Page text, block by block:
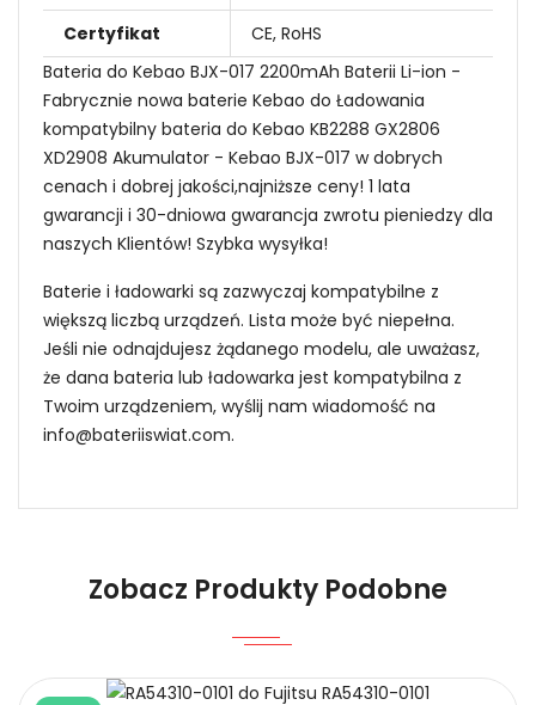
Certyfikat
CE, RoHS
Bateria do Kebao BJX-017 2200mAh Baterii Li-ion -
Fabrycznie nowa baterie Kebao do Ładowania
kompatybilny bateria do Kebao KB2288 GX2806
XD2908 Akumulator - Kebao BJX-017 w dobrych
cenach i dobrej jakości,najniższe ceny! 1 lata
gwarancji i 30-dniowa gwarancja zwrotu pieniedzy dla
naszych Klientów! Szybka wysyłka!
Baterie i ładowarki są zazwyczaj kompatybilne z
większą liczbą urządzeń. Lista może być niepełna.
Jeśli nie odnajdujesz żądanego modelu, ale uważasz,
że dana bateria lub ładowarka jest kompatybilna z
Twoim urządzeniem, wyślij nam wiadomość na
info@bateriiswiat.com.
1.Model urządzenia
Zobacz Produkty Podobne